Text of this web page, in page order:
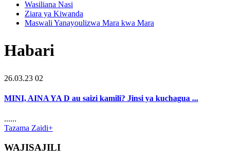
Wasiliana Nasi
Ziara ya Kiwanda
Maswali Yanayoulizwa Mara kwa Mara
Habari
26.03.23 02
MINI, AINA YA D au saizi kamili? Jinsi ya kuchagua ...
......
Tazama Zaidi+
WAJISAJILI